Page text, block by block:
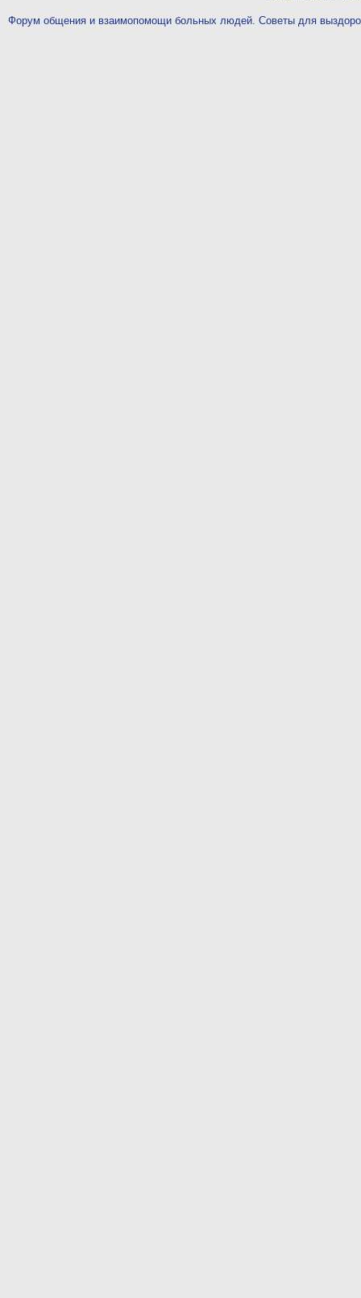
Форум общения и взаимопомощи больных людей. Советы для